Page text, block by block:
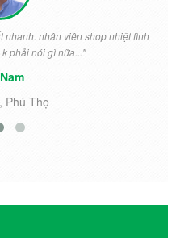
nhanh. nhân viên shop nhiệt tình
phải nói gì nữa..."
Phú Thọ